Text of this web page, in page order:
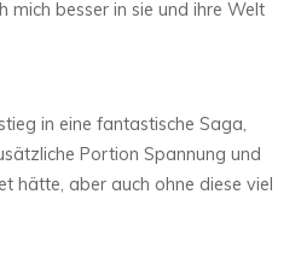
mich besser in sie und ihre Welt
in eine fantastische Saga,
Portion Spannung und
hätte, aber auch ohne diese viel